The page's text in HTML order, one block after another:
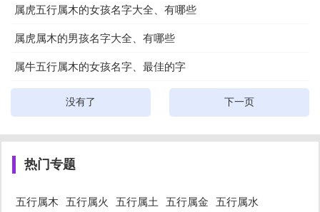
属虎五行属木的女孩名字大全、有哪些
属虎属木的男孩名字大全、有哪些
属牛五行属木的女孩名字、最佳的字
没有了 下一页
热门专题
五行属木 五行属火 五行属土 五行属金 五行属水